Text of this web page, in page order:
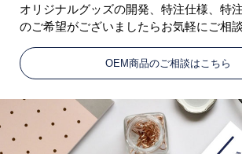
オリジナルグッズの開発、特注仕様、特
のご希望がございましたらお気軽にご相談
OEM商品のご相談はこちら